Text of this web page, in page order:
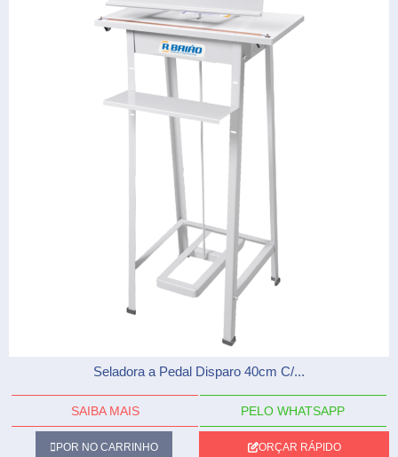
Seladora a Pedal Disparo 40cm C/...
SAIBA MAIS PELO WHATSAPP
POR NO CARRINHO ORÇAR RÁPIDO